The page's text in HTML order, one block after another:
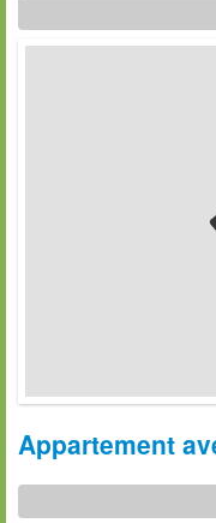
Appartement